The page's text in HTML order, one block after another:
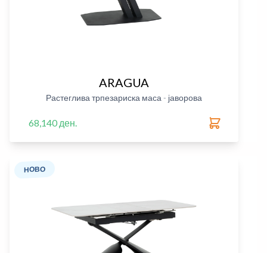
ARAGUA
Растеглива трпезариска маса - јаворова
68,140 ден.
НОВО